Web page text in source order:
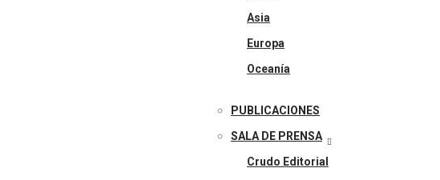
Asia
Europa
Oceanía
PUBLICACIONES
SALA DE PRENSA
Crudo Editorial